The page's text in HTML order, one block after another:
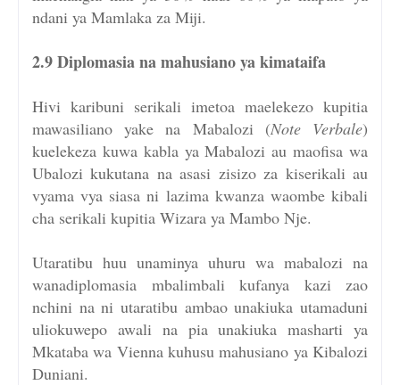
ndani ya Mamlaka za Miji.
2.9 Diplomasia na mahusiano ya kimataifa
Hivi karibuni serikali imetoa maelekezo kupitia
mawasiliano yake na Mabalozi (Note Verbale)
kuelekeza kuwa kabla ya Mabalozi au maofisa wa
Ubalozi kukutana na asasi zisizo za kiserikali au
vyama vya siasa ni lazima kwanza waombe kibali
cha serikali kupitia Wizara ya Mambo Nje.
Utaratibu huu unaminya uhuru wa mabalozi na
wanadiplomasia mbalimbali kufanya kazi zao
nchini na ni utaratibu ambao unakiuka utamaduni
uliokuwepo awali na pia unakiuka masharti ya
Mkataba wa Vienna kuhusu mahusiano ya Kibalozi
Duniani.